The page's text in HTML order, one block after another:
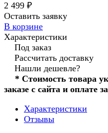
2 499 ₽
Оставить заявку
В корзине
Характеристики
Под заказ
Рассчитать доставку
Нашли дешевле?
* Стоимость товара
заказе с сайта и оплате
Характеристики
Отзывы